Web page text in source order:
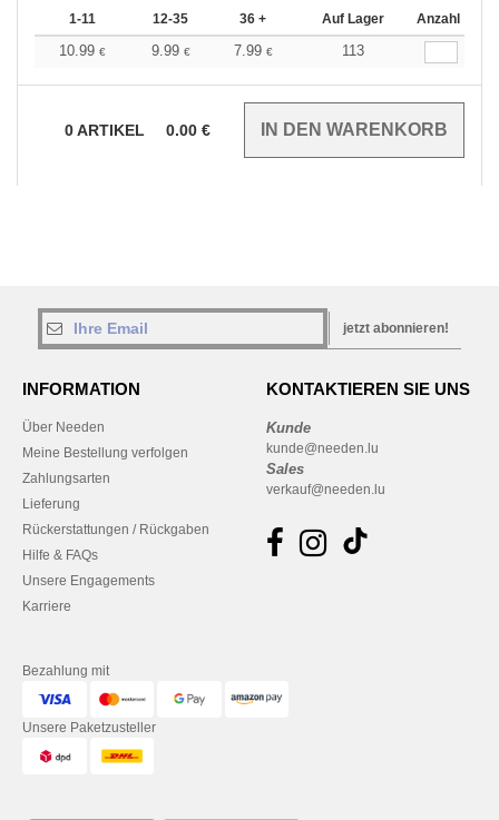
1-11 12-35 36 + Auf Lager Anzahl
10.99 € 9.99 € 7.99 € 113
0ARTIKEL 0.00 €
jetzt abonnieren!
INFORMATION
Über Needen
Meine Bestellung verfolgen
Zahlungsarten
Lieferung
Rückerstattungen / Rückgaben
Hilfe & FAQs
Unsere Engagements
Karriere
KONTAKTIEREN SIE UNS
Kunde
kunde@needen.lu
Sales
verkauf@needen.lu
Bezahlung mit
Unsere Paketzusteller